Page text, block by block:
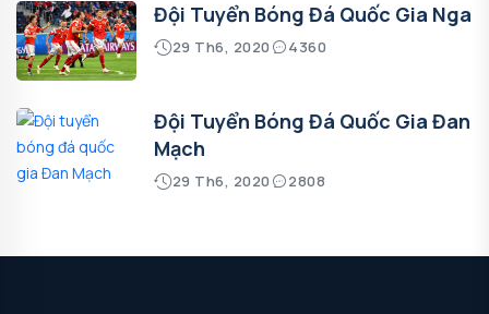
Đội Tuyển Bóng Đá Quốc Gia Nga
29 Th6, 2020 4360
Đội Tuyển Bóng Đá Quốc Gia Đan
Mạch
29 Th6, 2020 2808